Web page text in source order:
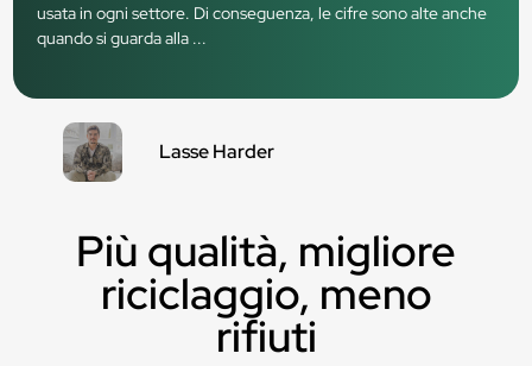
usata in ogni settore. Di conseguenza, le cifre sono alte anche
quando si guarda alla ...
Più qualità, migliore
riciclaggio, meno
rifiuti
Lasse Harder